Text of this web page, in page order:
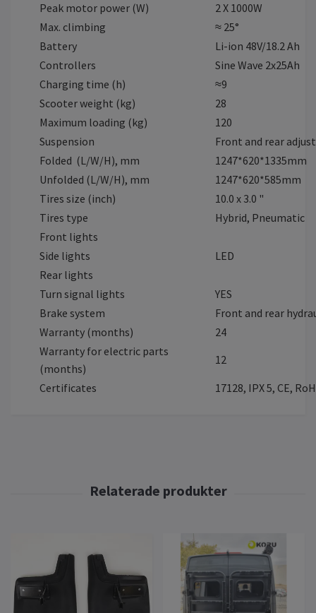
Peak motor power (W)
2 X 1000W
Max. climbing
≈ 25°
Battery
Li-ion 48V/18.2 Ah
Controllers
Sine Wave 2x25Ah
Charging time (h)
≈9
Scooter weight (kg)
28
Maximum loading (kg)
120
Suspension
Front and rear
Folded (L/W/H), mm
1247*620*1335mm
Unfolded (L/W/H), mm
1247*620*585mm
Tires size (inch)
10.0 x 3.0 "
Tires type
Hybrid, Pneumatic
Front lights
LED
Side lights
Rear lights
Turn signal lights
YES
Brake system
Front and rear
Warranty (months)
24
Warranty for electric parts
(months)
12
Certificates
17128, IPX 5, CE,